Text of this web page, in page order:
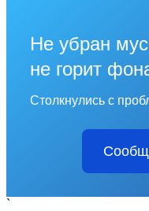
Не убран
не горит
Столкнулись с
`